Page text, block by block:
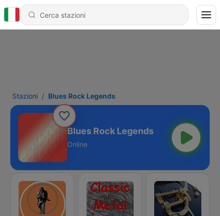
Stazioni Blues Rock Legends
Blues Rock Legends
Online